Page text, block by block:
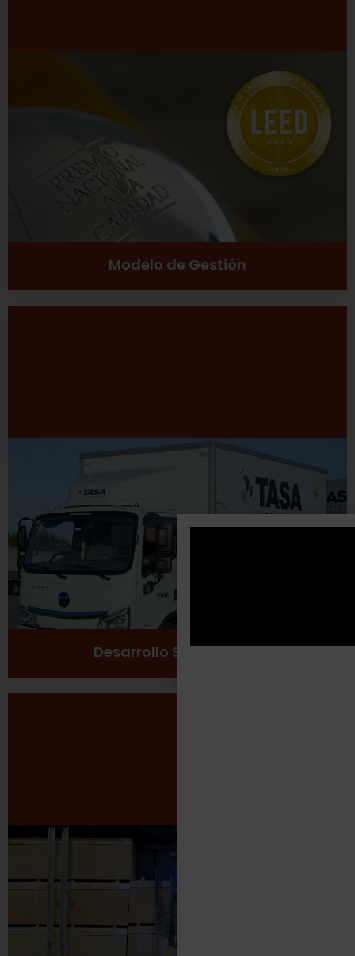
Modelo de Gestión
TASA ha adoptado el modelo que propone el Premio
Nacional a la Calidad.
Desarrollo Sustentable
Desarrollo Sustentable
Inclusión social
Cuidado del medio ambiente
Ver más
Seguridad Laboral
Ver más